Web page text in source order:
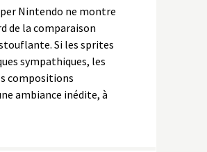
Nintendo ne montre
de la comparaison
Si les sprites
sympathiques, les
compositions
ambiance inédite, à